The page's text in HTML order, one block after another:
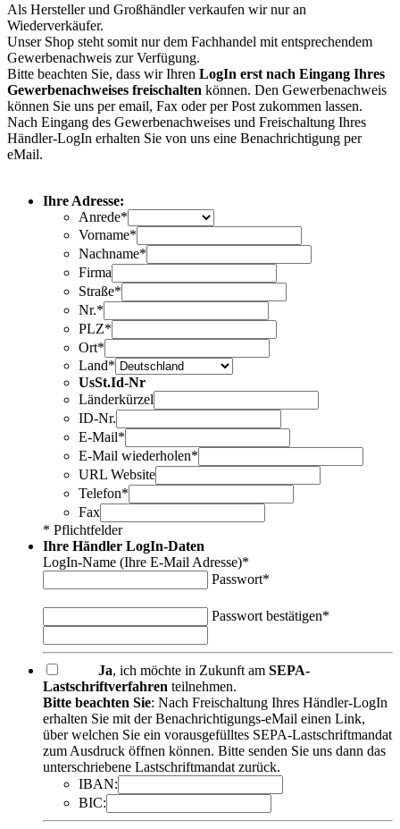
Als Hersteller und Großhändler verkaufen wir nur an
Wiederverkäufer.
Unser Shop steht somit nur dem Fachhandel mit entsprechendem
Gewerbenachweis zur Verfügung.
Bitte beachten Sie, dass wir Ihren LogIn erst nach Eingang Ihres
Gewerbenachweises freischalten können. Den Gewerbenachweis
können Sie uns per email, Fax oder per Post zukommen lassen.
Nach Eingang des Gewerbenachweises und Freischaltung Ihres
Händler-LogIn erhalten Sie von uns eine Benachrichtigung per
eMail.
Ihre Adresse:
Anrede*
Vorname*
Nachname*
Firma
Straße*
Nr.*
PLZ*
Ort*
Land*
UsSt.Id-Nr
Länderkürzel
ID-Nr.
E-Mail*
E-Mail wiederholen*
URL Website
Telefon*
Fax
* Pflichtfelder
Ihre Händler LogIn-Daten
LogIn-Name (Ihre E-Mail Adresse)*
Passwort*
Passwort bestätigen*
Ja, ich möchte in Zukunft am SEPA-
Lastschriftverfahren teilnehmen.
Bitte beachten Sie: Nach Freischaltung Ihres Händler-LogIn
erhalten Sie mit der Benachrichtigungs-eMail einen Link,
über welchen Sie ein vorausgefülltes SEPA-Lastschriftmandat
zum Ausdruck öffnen können. Bitte senden Sie uns dann das
unterschriebene Lastschriftmandat zurück.
IBAN:
BIC: